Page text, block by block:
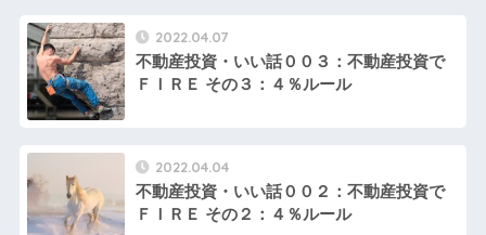
2022.04.07
不動産投資・いい話００３：不動産投資で
ＦＩＲＥ その３：４％ルール
2022.04.04
不動産投資・いい話００２：不動産投資で
ＦＩＲＥ その２：４％ルール